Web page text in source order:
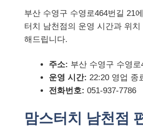
부산 수영구 수영로464번길 21
터치 남천점의 운영 시간과 위치
해드립니다.
주소: 부산 수영구 수영로
운영 시간: 22:20 영업 종
전화번호: 051-937-7786
맘스터치 남천점